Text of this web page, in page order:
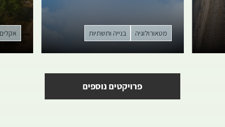
מטאורולוגיה בנייה ותשתיות אקלים
פרויקטים נוספים